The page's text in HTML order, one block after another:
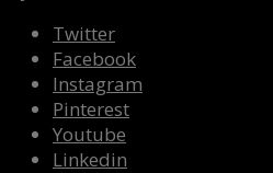
Twitter
Facebook
Instagram
Pinterest
Youtube
Linkedin